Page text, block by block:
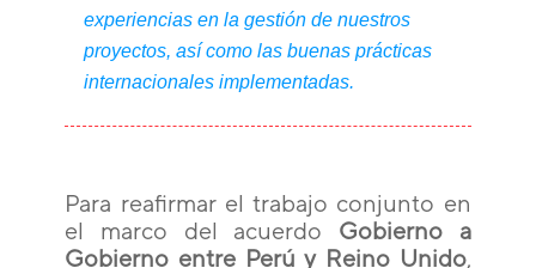
experiencias en la gestión de nuestros
proyectos, así como las buenas prácticas
internacionales implementadas.
Para reafirmar el trabajo conjunto en
el marco del acuerdo Gobierno a
Gobierno entre Perú y Reino Unido,